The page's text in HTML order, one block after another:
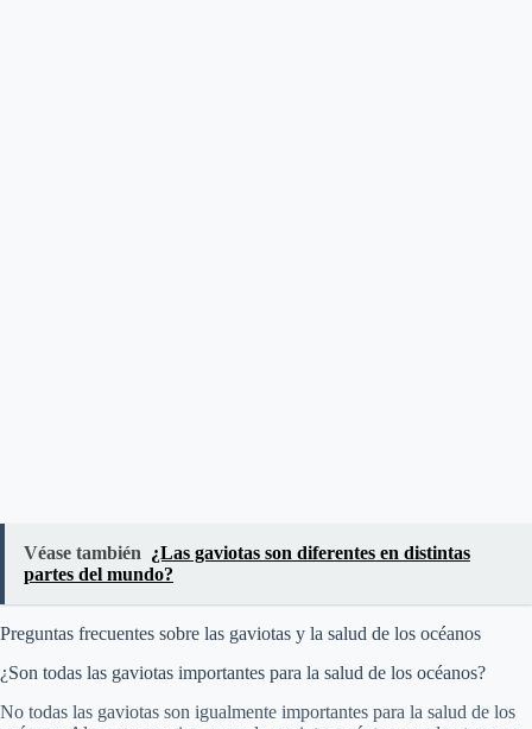
Véase también ¿Las gaviotas son diferentes en distintas
partes del mundo?
Preguntas frecuentes sobre las gaviotas y la salud de los océanos
¿Son todas las gaviotas importantes para la salud de los océanos?
No todas las gaviotas son igualmente importantes para la salud de los